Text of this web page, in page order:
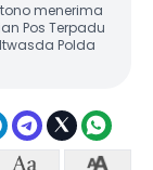
menerima
Pos Terpadu
Polda